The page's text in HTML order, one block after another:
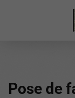
Pose de